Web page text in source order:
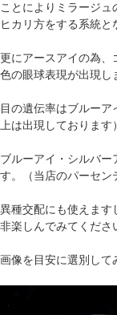
ことによりミラージ
ヒカリ方をする系統と
更にアースアイの為、
色の眼球表現が出現し
目の遺伝率はブルー
上は出現しております）
ブルーアイ・シルバー
す。（当店のパーセン
異種交配にも使えます
非楽しんでみてくださ
画像を目安に選別して